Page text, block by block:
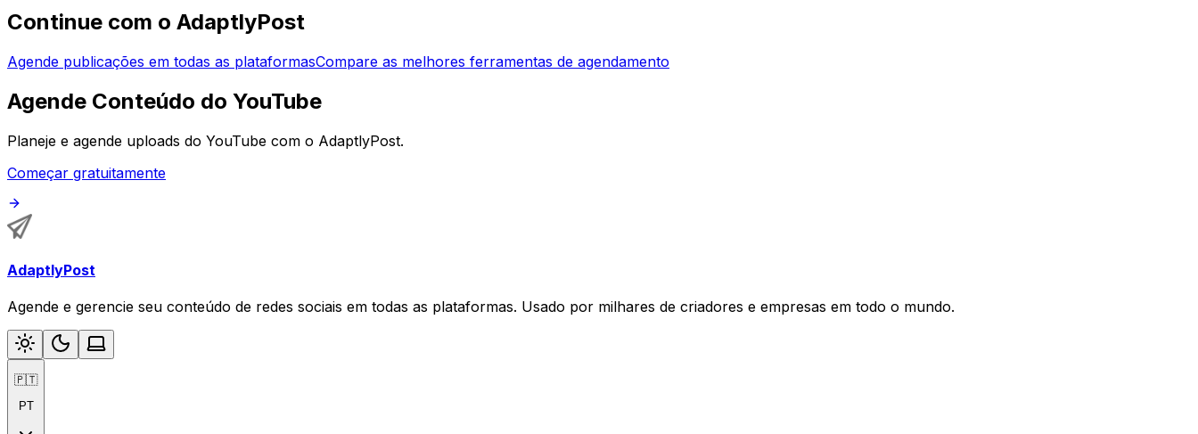
Continue com o AdaptlyPost
Agende publicações em todas as plataformasCompare as melhores ferramentas de agendamento
Agende Conteúdo do YouTube
Planeje e agende uploads do YouTube com o AdaptlyPost.
Começar gratuitamente
AdaptlyPost
Agende e gerencie seu conteúdo de redes sociais em todas as plataformas. Usado por milhares de criadores e empresas em todo o mundo.
🇵🇹
PT